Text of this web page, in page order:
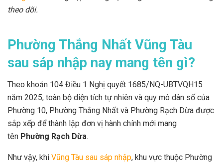
theo dõi.
Phường Thắng Nhất Vũng Tàu
sau sáp nhập nay mang tên gì?
Theo khoản 104 Điều 1 Nghị quyết 1685/NQ-UBTVQH15
năm 2025, toàn bộ diện tích tự nhiên và quy mô dân số của
Phường 10, Phường Thắng Nhất và Phường Rạch Dừa được
sắp xếp để thành lập đơn vị hành chính mới mang
tên Phường Rạch Dừa.
Như vậy, khi Vũng Tàu sau sáp nhập, khu vực thuộc Phường